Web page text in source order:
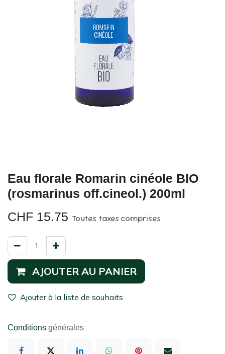
Eau florale Romarin cinéole BIO
(rosmarinus off.cineol.) 200ml
CHF 15.75 Toutes taxes comprises
AJOUTER AU PANIER
Ajouter à la liste de souhaits
Conditions générales